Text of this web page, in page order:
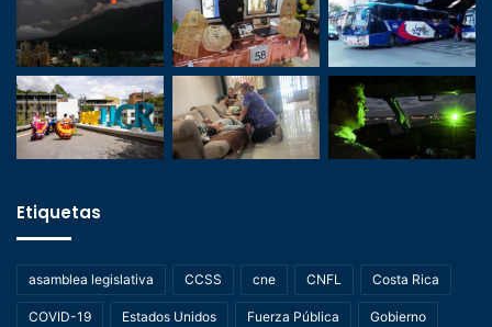
Etiquetas
asamblea legislativa CCSS cne CNFL Costa Rica
COVID-19 Estados Unidos Fuerza Pública Gobierno